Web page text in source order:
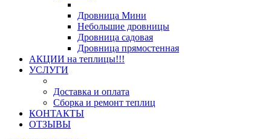
Дровница Мини
Небольшие дровницы
Дровница садовая
Дровница прямостенная
АКЦИИ на теплицы!!!
УСЛУГИ
Доставка и оплата
Сборка и ремонт теплиц
КОНТАКТЫ
ОТЗЫВЫ